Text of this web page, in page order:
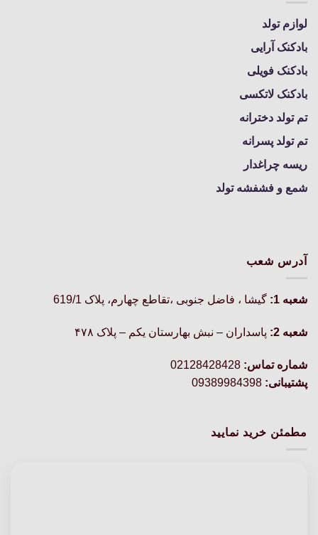
لوازم تولد
بادکنک آرایی
بادکنک فویلی
بادکنک لاتکسی
تم تولد دخترانه
تم تولد پسرانه
ریسه چراغدار
شمع و فشفشه تولد
آدرس شعب
شعبه 1: گيشا ، فاضل جنوبی ،تقاطع چهارم، پلاک 619/1
شعبه 2: پاسداران – نبش بهارستان یکم – پلاک ۴۷۸
شماره تماس:
پشتیبانی:
مطمئن خرید نمایید